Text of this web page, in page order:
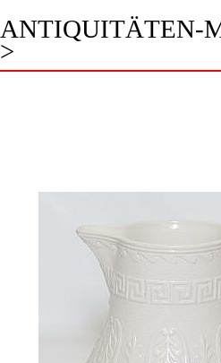
ANTIQUITÄTEN-
>